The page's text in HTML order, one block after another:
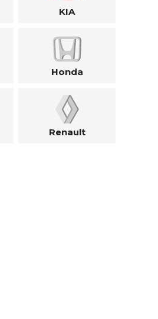
KIA
Honda
Renault